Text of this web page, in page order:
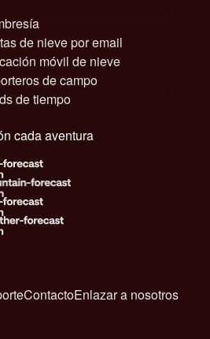
de nieve por email
móvil de nieve
de campo
de tiempo
cada aventura
ContactoEnlazar a nosotros